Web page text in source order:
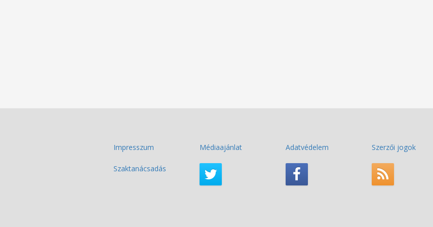
Impresszum Médiaajánlat Adatvédelem Szerzői jogok
Szaktanácsadás